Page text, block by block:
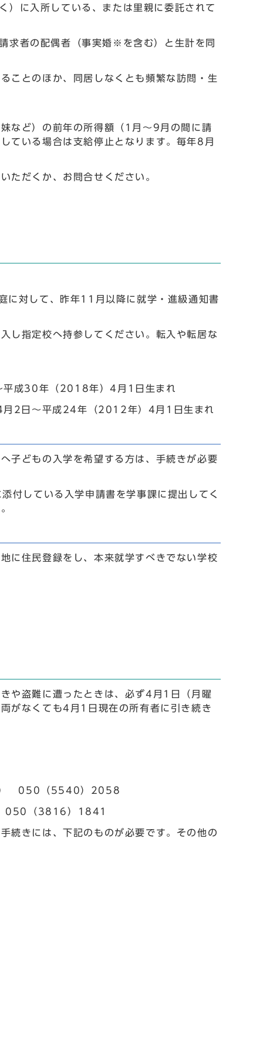
）に入所している、または里親に委託されて
求者の配偶者（事実婚※を含む）と生計を同
ことのほか、同居しなくとも頻繁な訪問・生
など）の前年の所得額（1月～9月の間に請
ている場合は支給停止となります。毎年8月
ただくか、お問合せください。
に対して、昨年11月以降に就学・進級通知書
し指定校へ持参してください。転入や転居な
成30年（2018年）4月1日生まれ
2日～平成24年（2012年）4月1日生まれ
子どもの入学を希望する方は、手続きが必要
付している入学申請書を学事課に提出してく
に住民登録をし、本来就学すべきでない学校
や盗難に遭ったときは、必ず4月1日（月曜
がなくても4月1日現在の所有者に引き続き
1） 050（5540）2058
050（3816）1841
続きには、下記のものが必要です。その他の